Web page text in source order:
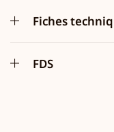
Fiches
FDS